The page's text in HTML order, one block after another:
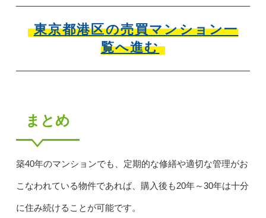
東京都港区の売買マンション一
覧へ進む
まとめ
築40年のマンションでも、定期的な修繕や適切な管理がお
こなわれている物件であれば、購入後も20年～30年は十分
に住み続けることが可能です。